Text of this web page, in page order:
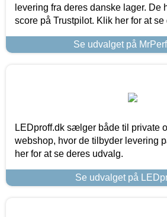
levering fra deres danske lager. De
score på Trustpilot. Klik her for at se
Se udvalget på
LEDproff.dk sælger både til private
webshop, hvor de tilbyder levering
her for at se deres udvalg.
Se udvalget på